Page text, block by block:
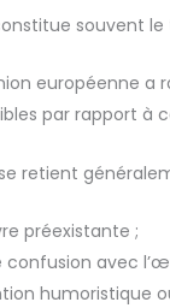
souvent
européenne
par rapport à
retient
préexistante ;
confusion avec
humoristique